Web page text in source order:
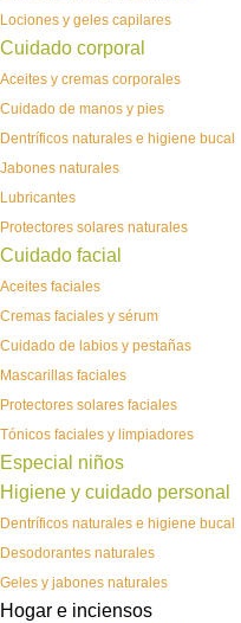
Lociones y geles capilares
Cuidado corporal
Aceites y cremas corporales
Cuidado de manos y pies
Dentríficos naturales e higiene bucal
Jabones naturales
Lubricantes
Protectores solares naturales
Cuidado facial
Aceites faciales
Cremas faciales y sérum
Cuidado de labios y pestañas
Mascarillas faciales
Protectores solares faciales
Tónicos faciales y limpiadores
Especial niños
Higiene y cuidado personal
Dentríficos naturales e higiene bucal
Desodorantes naturales
Geles y jabones naturales
Hogar e inciensos